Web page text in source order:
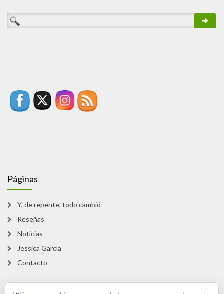
Páginas
Y, de repente, todo cambió
Reseñas
Noticias
Jessica García
Contacto